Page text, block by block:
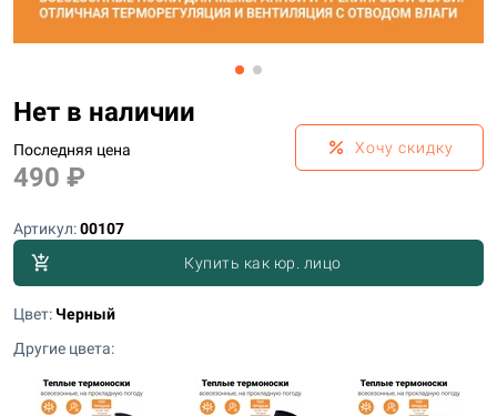
Нет в наличии
Последняя цена
490 ₽
percent Хочу скидку
Артикул:00107
add_shopping_cart Купить как юр. лицо
Цвет: Черный
Другие цвета: